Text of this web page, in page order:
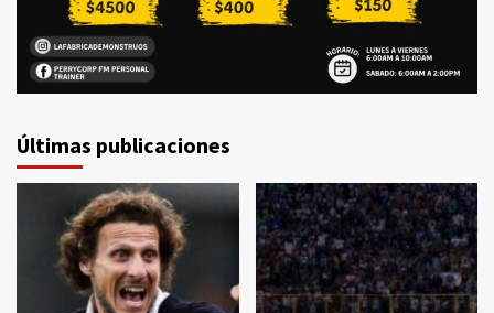
Últimas publicaciones